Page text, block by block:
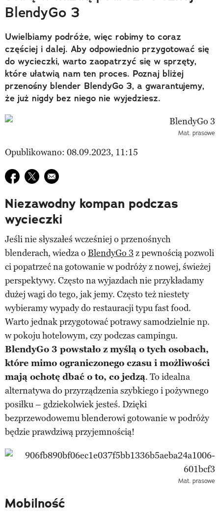
BlendyGo 3
Uwielbiamy podróże, więc robimy to coraz
częściej i dalej. Aby odpowiednio przygotować się
do wycieczki, warto zaopatrzyć się w sprzęty,
które ułatwią nam ten proces. Poznaj bliżej
przenośny blender BlendyGo 3, a gwarantujemy,
że już nigdy bez niego nie wyjedziesz.
Mat. prasowe
Opublikowano: 08.09.2023, 11:15
Udostępnij na facebook
Udostępnij na twitter
E-mail do przyjaciela
Niezawodny kompan podczas
wycieczki
Jeśli nie słyszałeś wcześniej o przenośnych
blenderach, wiedza o BlendyGo 3 z pewnością pozwoli
ci popatrzeć na gotowanie w podróży z nowej, świeżej
perspektywy. Często na wyjazdach nie przykładamy
dużej wagi do tego, jak jemy. Często też niestety
wybieramy wypady do restauracji typu fast food.
Warto jednak przygotować potrawy samodzielnie np.
w pokoju hotelowym, czy podczas campingu.
BlendyGo 3 powstało z myślą o tych osobach,
które mimo ograniczonego czasu i możliwości
mają ochotę dbać o to, co jedzą. To idealna
alternatywa do przyrządzenia szybkiego i pożywnego
posiłku – gdziekolwiek jesteś. Dzięki
bezprzewodowemu blenderowi gotowanie w podróży
będzie prawdziwą przyjemnością!
Mat. prasowe
Mobilność